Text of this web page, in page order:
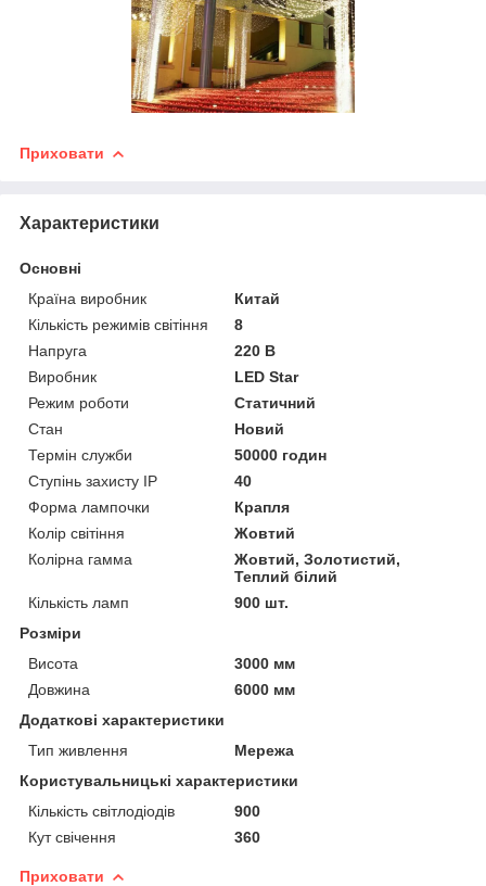
Приховати
Характеристики
Основні
Країна виробник
Китай
Кількість режимів світіння
8
Напруга
220 В
Виробник
LED Star
Режим роботи
Статичний
Стан
Новий
Термін служби
50000 годин
Ступінь захисту IP
40
Форма лампочки
Крапля
Колір світіння
Жовтий
Колірна гамма
Жовтий, Золотистий,
Теплий білий
Кількість ламп
900 шт.
Розміри
Висота
3000 мм
Довжина
6000 мм
Додаткові характеристики
Тип живлення
Мережа
Користувальницькі характеристики
Кількість світлодіодів
900
Кут свічення
360
Приховати